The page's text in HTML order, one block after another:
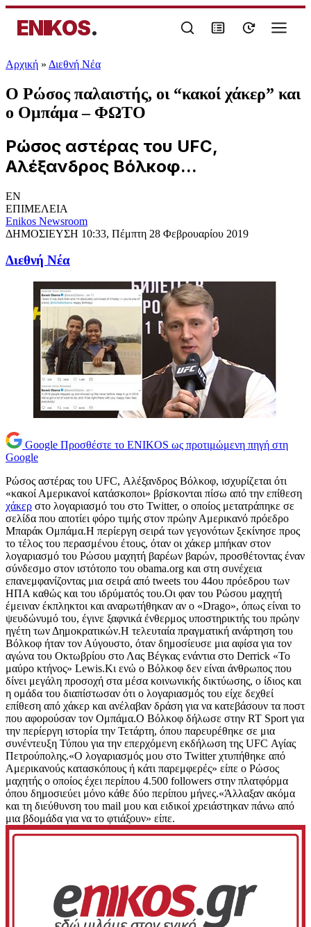
ENIKOS.
Αρχική » Διεθνή Νέα
Ο Ρώσος παλαιστής, οι “κακοί χάκερ” και
ο Ομπάμα – ΦΩΤΟ
Ρώσος αστέρας του UFC,
Αλέξανδρος Βόλκοφ...
EN
ΕΠΙΜΕΛΕΙΑ
Enikos Newsroom
ΔΗΜΟΣΙΕΥΣΗ 10:33, Πέμπτη 28 Φεβρουαρίου 2019
Διεθνή Νέα
Google Προσθέστε το ENIKOS ως προτιμώμενη πηγή στη
Google
Ρώσος αστέρας του UFC, Αλέξανδρος Βόλκοφ, ισχυρίζεται ότι
«κακοί Αμερικανοί κατάσκοποι» βρίσκονται πίσω από την επίθεση
χάκερ στο λογαριασμό του στο Twitter, ο οποίος μετατράπηκε σε
σελίδα που αποτίει φόρο τιμής στον πρώην Αμερικανό πρόεδρο
Μπαράκ Ομπάμα.Η περίεργη σειρά των γεγονότων ξεκίνησε προς
το τέλος του περασμένου έτους, όταν οι χάκερ μπήκαν στον
λογαριασμό του Ρώσου μαχητή βαρέων βαρών, προσθέτοντας έναν
σύνδεσμο στον ιστότοπο του obama.org και στη συνέχεια
επανεμφανίζοντας μια σειρά από tweets του 44ου πρόεδρου των
ΗΠΑ καθώς και του ιδρύματός του.Οι φαν του Ρώσου μαχητή
έμειναν έκπληκτοι και αναρωτήθηκαν αν ο «Drago», όπως είναι το
ψευδώνυμό του, έγινε ξαφνικά ένθερμος υποστηρικτής του πρώην
ηγέτη των Δημοκρατικών.Η τελευταία πραγματική ανάρτηση του
Βόλκοφ ήταν τον Αύγουστο, όταν δημοσίευσε μια αφίσα για τον
αγώνα του Οκτωβρίου στο Λας Βέγκας ενάντια στο Derrick «Το
μαύρο κτήνος» Lewis.Κι ενώ ο Βόλκοφ δεν είναι άνθρωπος που
δίνει μεγάλη προσοχή στα μέσα κοινωνικής δικτύωσης, ο ίδιος και
η ομάδα του διαπίστωσαν ότι ο λογαριασμός του είχε δεχθεί
επίθεση από χάκερ και ανέλαβαν δράση για να κατεβάσουν τα ποστ
που αφορούσαν τον Ομπάμα.Ο Βόλκοφ δήλωσε στην RT Sport για
την περίεργη ιστορία την Τετάρτη, όπου παρευρέθηκε σε μια
συνέντευξη Τύπου για την επερχόμενη εκδήλωση της UFC Αγίας
Πετρούπολης.«Ο λογαριασμός μου στο Twitter χτυπήθηκε από
Αμερικανούς κατασκόπους ή κάτι παρεμφερές» είπε ο Ρώσος
μαχητής ο οποίος έχει περίπου 4.500 followers στην πλατφόρμα
όπου δημοσιεύει μόνο κάθε δύο περίπου μήνες.«Άλλαξαν ακόμα
και τη διεύθυνση του mail μου και ειδικοί χρειάστηκαν πάνω από
μια βδομάδα για να το φτιάξουν» είπε.